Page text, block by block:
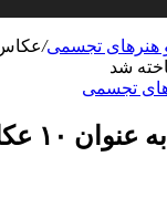
هنرهای تجسمی/
شد
تجسمی
عکاس